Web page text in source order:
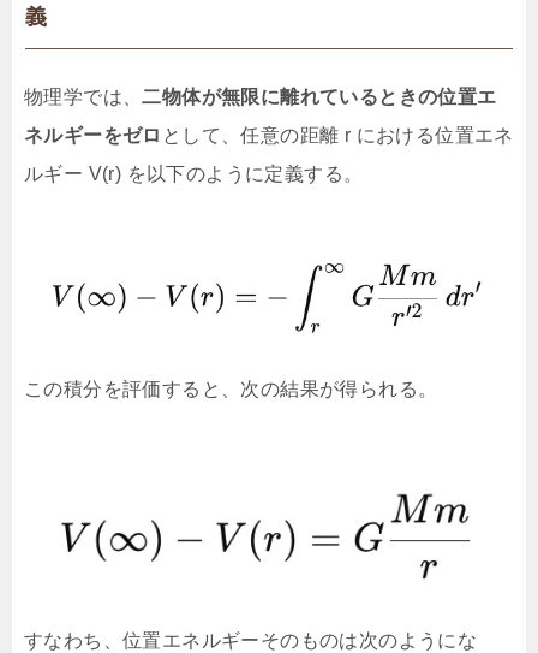
義
物理学では、二物体が無限に離れているときの位置エ
ネルギーをゼロ として、任意の距離 r における位置エネ
ルギー V(r) を以下のように定義する。
この積分を評価すると、次の結果が得られる。
すなわち、位置エネルギーそのものは次のようにな